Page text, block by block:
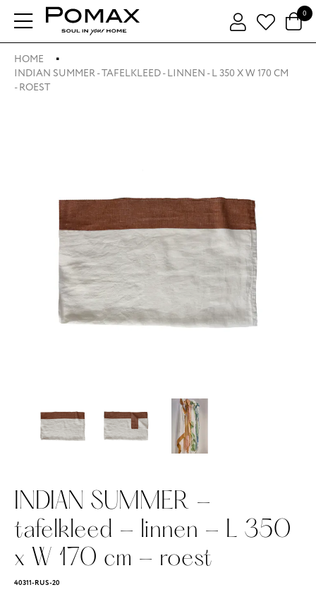
0
HOME
INDIAN SUMMER - TAFELKLEED - LINNEN - L 350 X W 170 CM
- ROEST
INDIAN SUMMER -
tafelkleed - linnen - L 350
x W 170 cm - roest
40311-RUS-20